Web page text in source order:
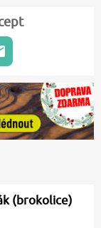
(brokolice)